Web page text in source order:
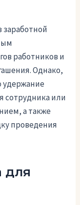
работников и
Однако,
удержание
сотрудника или
а также
проведения
для